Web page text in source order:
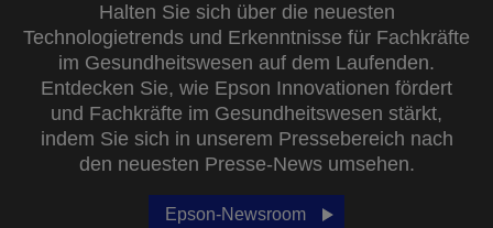
Halten Sie sich über die neuesten
Technologietrends und Erkenntnisse für Fachkräfte
im Gesundheitswesen auf dem Laufenden.
Entdecken Sie, wie Epson Innovationen fördert
und Fachkräfte im Gesundheitswesen stärkt,
indem Sie sich in unserem Pressebereich nach
den neuesten Presse-News umsehen.
Epson-Newsroom